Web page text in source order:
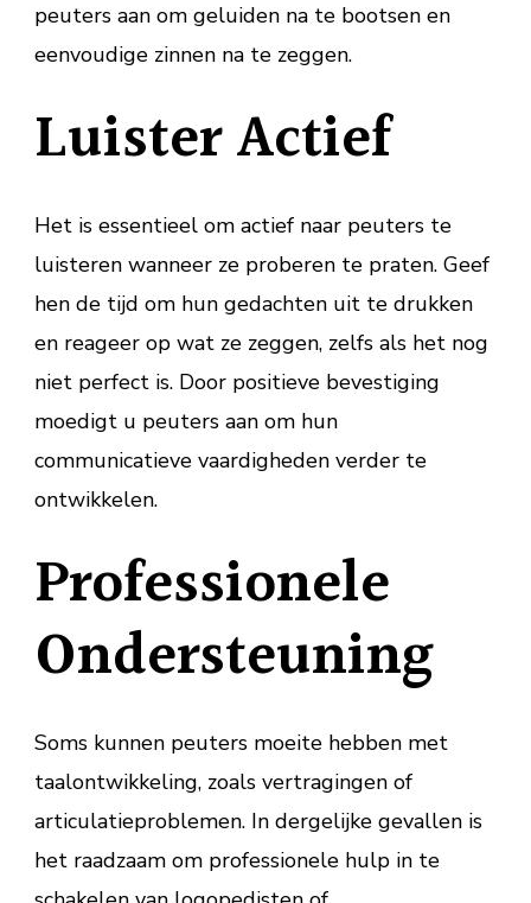
peuters aan om geluiden na te bootsen en
eenvoudige zinnen na te zeggen.
Luister Actief
Het is essentieel om actief naar peuters te
luisteren wanneer ze proberen te praten. Geef
hen de tijd om hun gedachten uit te drukken
en reageer op wat ze zeggen, zelfs als het nog
niet perfect is. Door positieve bevestiging
moedigt u peuters aan om hun
communicatieve vaardigheden verder te
ontwikkelen.
Professionele
Ondersteuning
Soms kunnen peuters moeite hebben met
taalontwikkeling, zoals vertragingen of
articulatieproblemen. In dergelijke gevallen is
het raadzaam om professionele hulp in te